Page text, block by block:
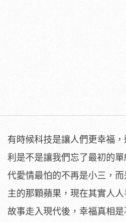
有時候科技是讓人們更幸福
利是不是讓我們忘了最初的
代愛情最怕的不再是小三，
主的那顆蘋果，現在其實人
故事走入現代後，幸福真相是